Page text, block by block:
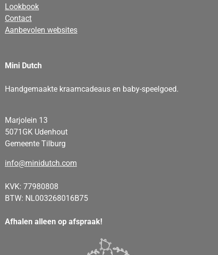
Lookbook
Contact
Aanbevolen websites
Mini Dutch
Handgemaakte kraamcadeaus en baby-speelgoed.
Marjolein 13
5071GK Udenhout
Gemeente Tilburg
info@minidutch.com
KVK: 77980808
BTW: NL003268016B75
Afhalen alleen op afspraak!